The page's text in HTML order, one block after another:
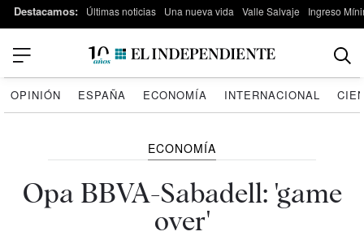
Destacamos: Últimas noticias Una nueva vida Valle Salvaje Ingreso
OPINIÓN ESPAÑA ECONOMÍA INTERNACIONAL
ECONOMÍA
Opa BBVA-Sabadell: 'game
over'